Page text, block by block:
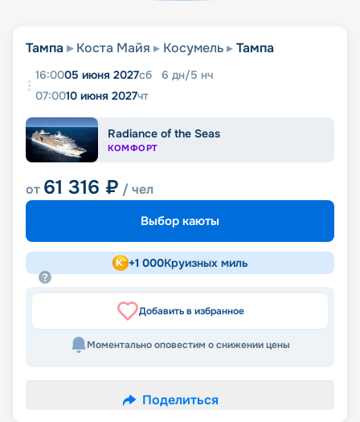
Тампа Коста Майя Косумель Тампа
16:0005 июня 2027сб 6 дн/5 нч
07:0010 июня 2027чт
Radiance of the Seas
КОМФОРТ
от 61 316 ₽ / чел
Выбор каюты
+1 000Круизных миль
Добавить в избранное
Моментально оповестим о снижении цены
Поделиться